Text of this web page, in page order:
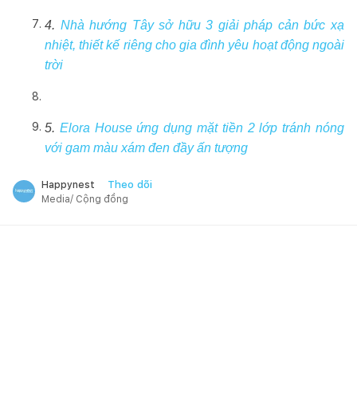
4. Nhà hướng Tây sở hữu 3 giải pháp cản bức xạ
nhiệt, thiết kế riêng cho gia đình yêu hoạt động ngoài
trời
5. Elora House ứng dụng mặt tiền 2 lớp tránh nóng
với gam màu xám đen đầy ấn tượng
Happynest Theo dõi
Media/ Cộng đồng